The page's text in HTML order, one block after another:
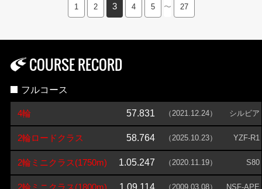
1 2 3 4 5 〜 27
COURSE RECORD
フルコース
4輪 57.831 （2021.12.24） シルビア
2輪ロードクラス 58.764 （2025.10.23） YZF-R1
2輪ミニクラス(1750m) 1.05.247 （2020.11.19） S80
2輪ミニクラス(1800m) 1.09.114 （2009.03.08） NSF-APE